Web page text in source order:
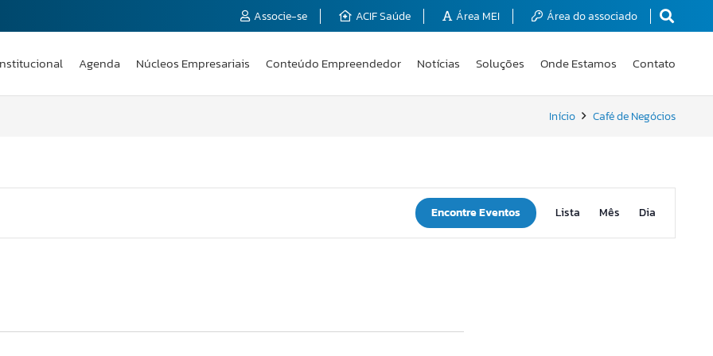
Associe-se ACIF Saúde Área MEI Área do associado
Agenda Núcleos Empresariais Conteúdo Empreendedor Notícias Soluções Onde Estamos Contato
Início Café de Negócios
Encontre Eventos do
visual
Lista Mês Dia